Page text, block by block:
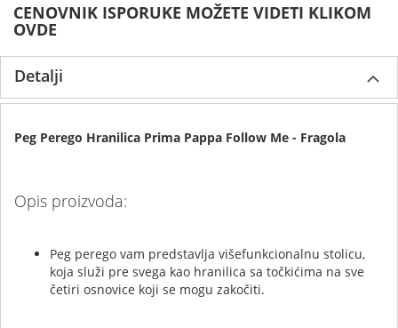
CENOVNIK ISPORUKE MOŽETE VIDETI KLIKOM
OVDE
Detalji
Peg Perego Hranilica Prima Pappa Follow Me - Fragola
Opis proizvoda:
Peg perego vam predstavlja višefunkcionalnu stolicu,
koja služi pre svega kao hranilica sa točkićima na sve
četiri osnovice koji se mogu zakočiti.